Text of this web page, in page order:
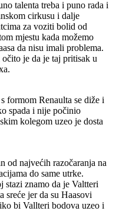
talenta treba i puno rada i
cirkusu i dalje
za voziti bolid od
mjestu kada možemo
da nisu imali problema.
je da je taj pritisak u
formom Renaulta se diže i
spada i nije počinio
kolegom uzeo je dosta
od najvećih razočaranja na
do same utrke.
znamo da je Valtteri
sreće jer da su Haasovi
bi Vallteri bodova uzeo i